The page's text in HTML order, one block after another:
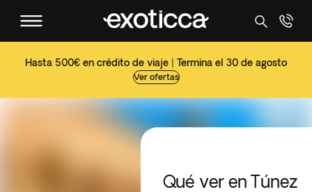
Hasta 500€ en crédito de viaje | Termina el 30 de agosto
Ver ofertas
Qué ver en Túnez